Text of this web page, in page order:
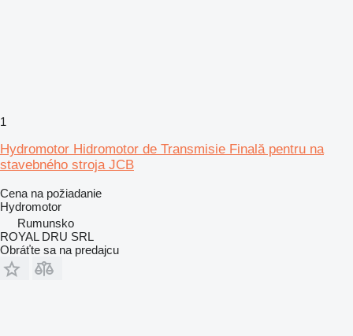
1
Hydromotor Hidromotor de Transmisie Finală pentru na
stavebného stroja JCB
Cena na požiadanie
Hydromotor
Rumunsko
ROYAL DRU SRL
Obráťte sa na predajcu